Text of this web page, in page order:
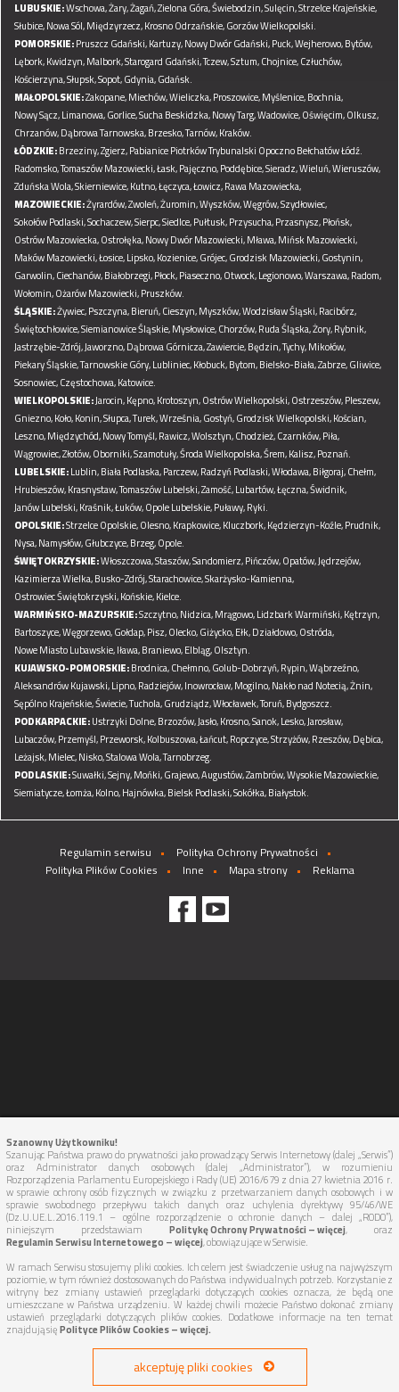
LUBUSKIE:Wschowa,Żary,Żagań,Zielona Góra,Świebodzin,Sulęcin,Strzelce Krajeńskie,
Słubice,Nowa Sól,Międzyrzecz,Krosno Odrzańskie,Gorzów Wielkopolski.
POMORSKIE:Pruszcz Gdański,Kartuzy,Nowy Dwór Gdański,Puck,Wejherowo,Bytów,
Lębork,Kwidzyn,Malbork,Starogard Gdański,Tczew,Sztum,Chojnice,Człuchów,
Kościerzyna,Słupsk,Sopot,Gdynia,Gdańsk.
MAŁOPOLSKIE:Zakopane,Miechów,Wieliczka,Proszowice,Myślenice,Bochnia,
Nowy Sącz,Limanowa,Gorlice,Sucha Beskidzka,Nowy Targ,Wadowice,Oświęcim,Olkusz,
Chrzanów,Dąbrowa Tarnowska,Brzesko,Tarnów,Kraków.
ŁÓDZKIE:Brzeziny,Zgierz,PabianicePiotrków Trybunalski OpocznoBełchatówŁódź.
Radomsko,Tomaszów Mazowiecki,Łask,Pajęczno,Poddębice,Sieradz,Wieluń,Wieruszów,
Zduńska Wola,Skierniewice,Kutno,Łęczyca,Łowicz,Rawa Mazowiecka,
MAZOWIECKIE:Żyrardów,Zwoleń,Żuromin,Wyszków,Węgrów,Szydłowiec,
Sokołów Podlaski,Sochaczew,Sierpc,Siedlce,Pułtusk,Przysucha,Przasnysz,Płońsk,
Ostrów Mazowiecka,Ostrołęka,Nowy Dwór Mazowiecki,Mława,Mińsk Mazowiecki,
Maków Mazowiecki,Łosice,Lipsko,Kozienice,Grójec,Grodzisk Mazowiecki,Gostynin,
Garwolin,Ciechanów,Białobrzegi,Płock,Piaseczno,Otwock,Legionowo,Warszawa,Radom,
Wołomin,Ożarów Mazowiecki,Pruszków.
ŚLĄSKIE:Żywiec,Pszczyna,Bieruń,Cieszyn,Myszków,Wodzisław Śląski,Racibórz,
Świętochłowice,Siemianowice Śląskie,Mysłowice,Chorzów,Ruda Śląska,Żory,Rybnik,
Jastrzębie-Zdrój,Jaworzno,Dąbrowa Górnicza,Zawiercie,Będzin,Tychy,Mikołów,
Piekary Śląskie,Tarnowskie Góry,Lubliniec,Kłobuck,Bytom,Bielsko-Biała,Zabrze,Gliwice,
Sosnowiec,Częstochowa,Katowice.
WIELKOPOLSKIE:Jarocin,Kępno,Krotoszyn,Ostrów Wielkopolski,Ostrzeszów,Pleszew,
Gniezno,Koło,Konin,Słupca,Turek,Września,Gostyń,Grodzisk Wielkopolski,Kościan,
Leszno,Międzychód,Nowy Tomyśl,Rawicz,Wolsztyn,Chodzież,Czarnków,Piła,
Wągrowiec,Złotów,Oborniki,Szamotuły,Środa Wielkopolska,Śrem,Kalisz,Poznań.
LUBELSKIE:Lublin,Biała Podlaska,Parczew,Radzyń Podlaski,Włodawa,Biłgoraj,Chełm,
Hrubieszów,Krasnystaw,Tomaszów Lubelski,Zamość,Lubartów,Łęczna,Świdnik,
Janów Lubelski,Kraśnik,Łuków,Opole Lubelskie,Puławy,Ryki.
OPOLSKIE:Strzelce Opolskie,Olesno,Krapkowice,Kluczbork,Kędzierzyn-Koźle,Prudnik,
Nysa,Namysłów,Głubczyce,Brzeg,Opole.
ŚWIĘTOKRZYSKIE:Włoszczowa,Staszów,Sandomierz,Pińczów,Opatów,Jędrzejów,
Kazimierza Wielka,Busko-Zdrój,Starachowice,Skarżysko-Kamienna,
Ostrowiec Świętokrzyski,Końskie,Kielce.
WARMIŃSKO-MAZURSKIE:Szczytno,Nidzica,Mrągowo,Lidzbark Warmiński,Kętrzyn,
Bartoszyce,Węgorzewo,Gołdap,Pisz,Olecko,Giżycko,Ełk,Działdowo,Ostróda,
Nowe Miasto Lubawskie,Iława,Braniewo,Elbląg,Olsztyn.
KUJAWSKO-POMORSKIE:Brodnica,Chełmno,Golub-Dobrzyń,Rypin,Wąbrzeźno,
Aleksandrów Kujawski,Lipno,Radziejów,Inowrocław,Mogilno,Nakło nad Notecią,Żnin,
Sępólno Krajeńskie,Świecie,Tuchola,Grudziądz,Włocławek,Toruń,Bydgoszcz.
PODKARPACKIE:Ustrzyki Dolne,Brzozów,Jasło,Krosno,Sanok,Lesko,Jarosław,
Lubaczów,Przemyśl,Przeworsk,Kolbuszowa,Łańcut,Ropczyce,Strzyżów,Rzeszów,Dębica,
Leżajsk,Mielec,Nisko,Stalowa Wola,Tarnobrzeg.
PODLASKIE:Suwałki,Sejny,Mońki,Grajewo,Augustów,Zambrów,Wysokie Mazowieckie,
Siemiatycze,Łomża,Kolno,Hajnówka,Bielsk Podlaski,Sokółka,Białystok.
Regulamin serwisu
Polityka Ochrony Prywatności
Polityka Plików Cookies
Inne Mapa strony Reklama
BADANIA-GEOLOGICZNE.PL2026 All Rights Reserved.
Szanowny Użytkowniku!
Szanując Państwa prawo do prywatności jako prowadzący Serwis Internetowy (dalej „Serwis”)
oraz Administrator danych osobowych (dalej „Administrator”), w rozumieniu
Rozporządzenia Parlamentu Europejskiego i Rady (UE) 2016/679 z dnia 27 kwietnia 2016 r.
w sprawie ochrony osób fizycznych w związku z przetwarzaniem danych osobowych i w
sprawie swobodnego przepływu takich danych oraz uchylenia dyrektywy 95/46/WE
(Dz.U.UE.L.2016.119.1 – ogólne rozporządzenie o ochronie danych – dalej „RODO”),
niniejszym przedstawiam Politykę Ochrony Prywatności – więcej, oraz
Regulamin Serwisu Internetowego – więcej, obowiązujące w Serwisie.
W ramach Serwisu stosujemy pliki cookies. Ich celem jest świadczenie usług na najwyższym
poziomie, w tym również dostosowanych do Państwa indywidualnych potrzeb. Korzystanie z
witryny bez zmiany ustawień przeglądarki dotyczących cookies oznacza, że będą one
umieszczane w Państwa urządzeniu. W każdej chwili możecie Państwo dokonać zmiany
ustawień przeglądarki dotyczących plików cookies. Dodatkowe informacje na ten temat
znajdują sięPolityce Plików Cookies – więcej.
akceptuję pliki cookies